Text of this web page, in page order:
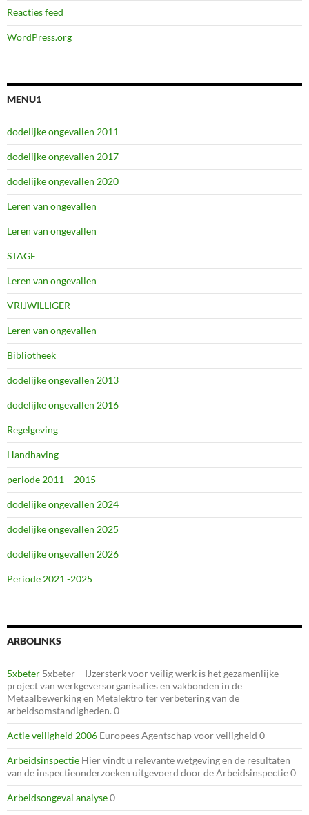
Reacties feed
WordPress.org
MENU1
dodelijke ongevallen 2011
dodelijke ongevallen 2017
dodelijke ongevallen 2020
Leren van ongevallen
Leren van ongevallen
STAGE
Leren van ongevallen
VRIJWILLIGER
Leren van ongevallen
Bibliotheek
dodelijke ongevallen 2013
dodelijke ongevallen 2016
Regelgeving
Handhaving
periode 2011 – 2015
dodelijke ongevallen 2024
dodelijke ongevallen 2025
dodelijke ongevallen 2026
Periode 2021 -2025
ARBOLINKS
5xbeter 5xbeter – IJzersterk voor veilig werk is het gezamenlijke
project van werkgeversorganisaties en vakbonden in de
Metaalbewerking en Metalektro ter verbetering van de
arbeidsomstandigheden. 0
Actie veiligheid 2006 Europees Agentschap voor veiligheid 0
Arbeidsinspectie Hier vindt u relevante wetgeving en de resultaten
van de inspectieonderzoeken uitgevoerd door de Arbeidsinspectie 0
Arbeidsongeval analyse0